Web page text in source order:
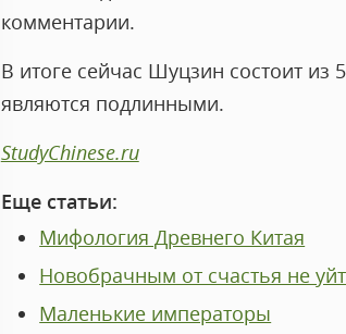
комментарии.
В итоге сейчас Шуцзин состоит из
являются подлинными.
StudyChinese.ru
Еще статьи:
Мифология Древнего Китая
Новобрачным от счастья не
Маленькие императоры